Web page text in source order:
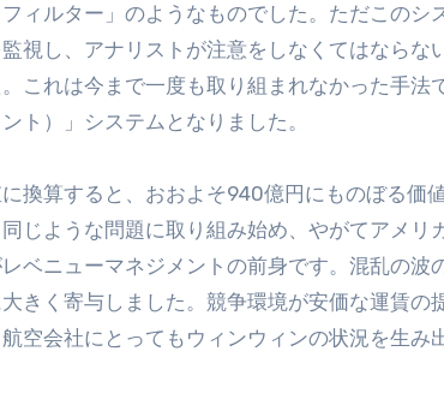
ィルター」のようなものでした。ただこのシ
視し、アナリストが注意をしなくてはならな
これは今まで一度も取り組まれなかった手法
ト）」システムとなりました。
換算すると、おおよそ940億円にものぼる価
じような問題に取り組み始め、やがてアメリ
ベニューマネジメントの前身です。混乱の波
きく寄与しました。競争環境が安価な運賃の
空会社にとってもウィンウィンの状況を生み